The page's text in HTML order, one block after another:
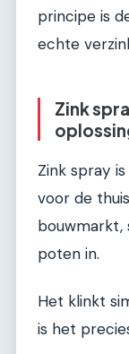
principe is
echte
Zink
Zink spray
voor de
bouwmarkt,
poten in.
Het klinkt
is het